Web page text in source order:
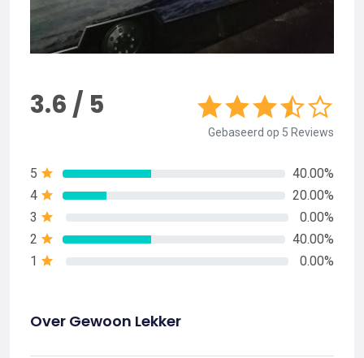
3.6 / 5
Gebaseerd op 5 Reviews
5
40.00%
4
20.00%
3
0.00%
2
40.00%
1
0.00%
Over Gewoon Lekker